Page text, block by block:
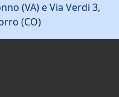
(VA) e Via Verdi 3,
(CO)